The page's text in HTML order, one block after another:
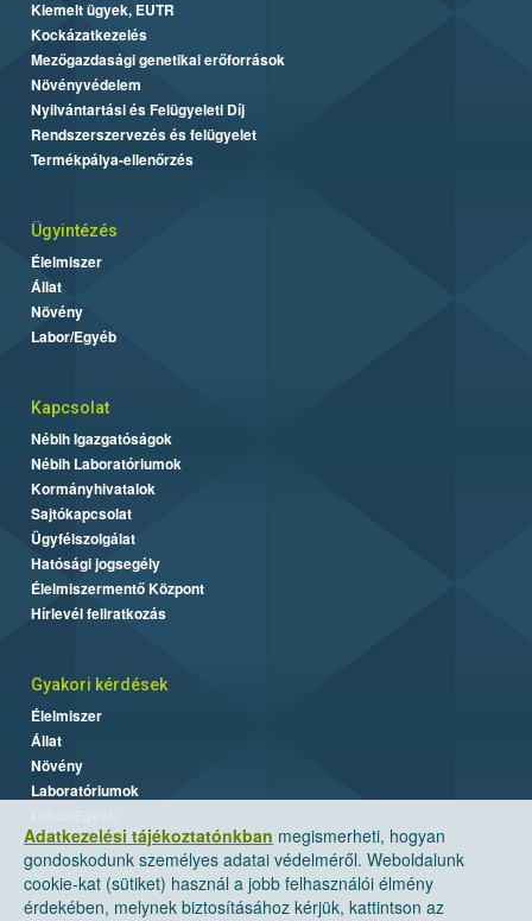
Adatkezelési tájékoztatónkban megismerheti, hogyan
gondoskodunk személyes adatai védelméről. Weboldalunk
cookie-kat (sütiket) használ a jobb felhasználói élmény
érdekében, melynek biztosításához kérjük, kattintson az
Kiemelt ügyek, EUTR
Kockázatkezelés
Mezőgazdasági genetikai erőforrások
Növényvédelem
Nyilvántartási és Felügyeleti Díj
Rendszerszervezés és felügyelet
Termékpálya-ellenőrzés
Ügyintézés
Élelmiszer
Állat
Növény
Labor/Egyéb
Kapcsolat
Nébih Igazgatóságok
Nébih Laboratóriumok
Kormányhivatalok
Sajtókapcsolat
Ügyfélszolgálat
Hatósági jogsegély
Élelmiszermentő Központ
Hírlevél feliratkozás
Gyakori kérdések
Élelmiszer
Állat
Növény
Laboratóriumok